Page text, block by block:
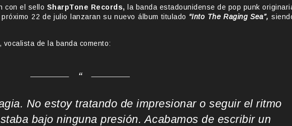
con el sello SharpTone Records, la banda estadounidense de pop punk
22 de julio lanzaran su nuevo álbum titulado “Into The Raging Sea”,
de la banda comento:
No estoy tratando de impresionar o seguir el ritmo
bajo ninguna presión. Acabamos de escribir un